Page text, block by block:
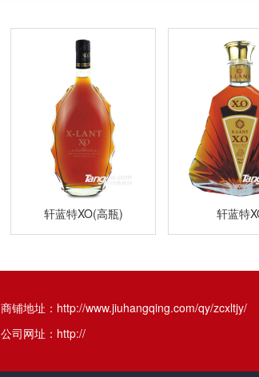
轩蓝特XO(高瓶) 轩蓝特
商铺地址：http://www.jiuhangqing.com/qy/zcxltjy/
公司网址：http://